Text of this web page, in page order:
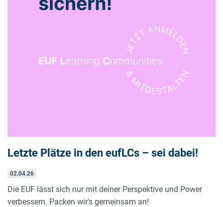
Letzte Plätze in den eufLCs – sei dabei!
02.04.26
Die EUF lässt sich nur mit deiner Perspektive und Power
verbessern. Packen wir's gemeinsam an!